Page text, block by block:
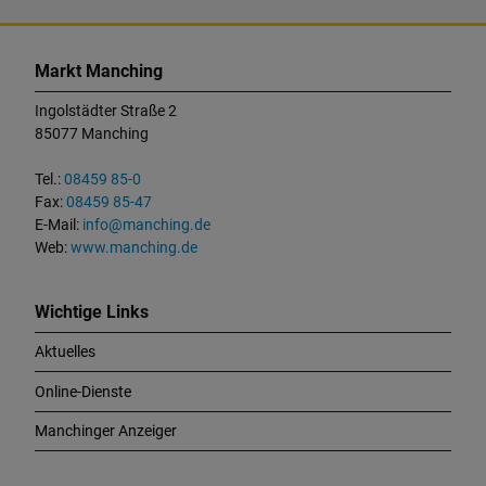
Markt Manching
Ingolstädter Straße 2
85077 Manching
Tel.:08459 85-0
Fax:08459 85-47
E-Mail: info@manching.de
Web:www.manching.de
Wichtige Links
Aktuelles
Online-Dienste
Manchinger Anzeiger